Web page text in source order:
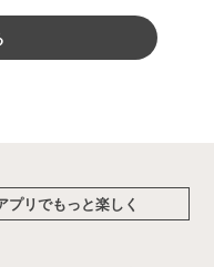
プリでもっと楽しく